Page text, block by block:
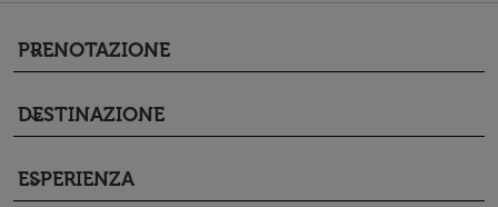
PRENOTAZIONE
keyboard_arrow_down
DESTINAZIONE
keyboard_arrow_down
ESPERIENZA
keyboard_arrow_down